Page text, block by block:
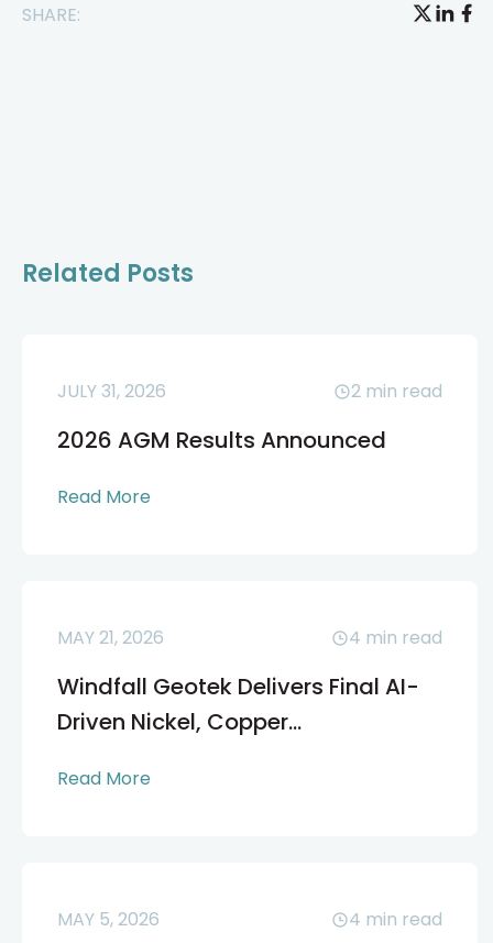
SHARE:
Related Posts
JULY 31, 2026 2 min read
2026 AGM Results Announced
Read More
MAY 21, 2026 4 min read
Windfall Geotek Delivers Final AI-
Driven Nickel, Copper...
Read More
MAY 5, 2026 4 min read